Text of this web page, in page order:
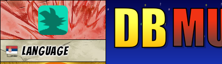
Language